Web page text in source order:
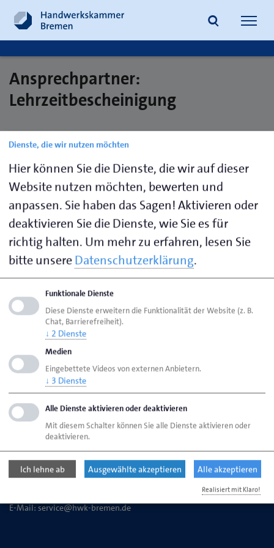
Suche
Ansprechpartner:
Lehrzeitbescheinigung
Malorny,
Beate
30500-132
bremen.de
Meyer,
Mareike
0421
30500-
134
ausbildungsverzeichnis@hwk-
bremen.de
Seite drucken
aktualisiert am 01. Okt. 2025
HWK Bremen Ansprechpartner
Lehrzeitbescheinigung
Handwerkskammer Bremen
E-Mail:service@hwk-bremen.de
Dienste, die wir nutzen möchten
Hier können Sie die Dienste, die wir auf dieser
Website nutzen möchten, bewerten und
anpassen. Sie haben das Sagen! Aktivieren oder
deaktivieren Sie die Dienste, wie Sie es für
richtig halten. Um mehr zu erfahren, lesen Sie
bitte unsereDatenschutzerklärung.
Funktionale Dienste
Diese Dienste erweitern die Funktionalität der Website (z. B.
Chat, Barrierefreiheit).
↓ 2 Dienste
Medien
Eingebettete Videos von externen Anbietern.
↓ 3 Dienste
Alle Dienste aktivieren oder deaktivieren
Mit diesem Schalter können Sie alle Dienste aktivieren oder
deaktivieren.
Ich lehne ab Ausgewählte akzeptieren Alle akzeptieren
Realisiert mit Klaro!